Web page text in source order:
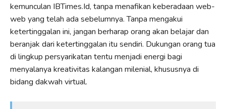
kemunculan IBTimes.Id, tanpa menafikan keberadaan web-
web yang telah ada sebelumnya. Tanpa mengakui
ketertinggalan ini, jangan berharap orang akan belajar dan
beranjak dari ketertinggalan itu sendiri. Dukungan orang tua
di lingkup persyarikatan tentu menjadi energi bagi
menyalanya kreativitas kalangan milenial, khususnya di
bidang dakwah virtual.